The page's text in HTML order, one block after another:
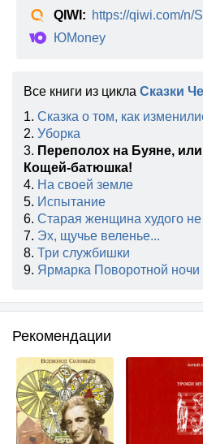
QIWI: https://qiwi.com/n/
ЮMoney
Все книги из цикла Сказки
1. Сказка о том, как
2. Уборка
3. Переполох на Буяне,
Кощей-батюшка!
4. На своей земле
5. Испытание
6. Старая женщина худого не
7. Эх, щучье веленье...
8. Три службишки
9. Ярмарка Поворотной ночи
Рекомендации